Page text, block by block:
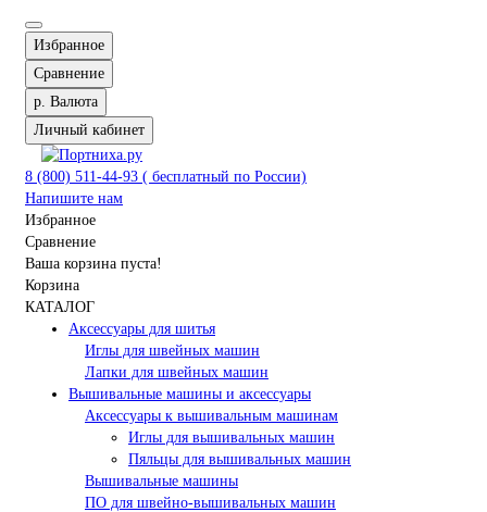
Избранное
Сравнение
р. Валюта
Личный кабинет
8 (800) 511-44-93 ( бесплатный по России)
Напишите нам
Избранное
Сравнение
Ваша корзина пуста!
Корзина
КАТАЛОГ
Аксессуары для шитья
Иглы для швейных машин
Лапки для швейных машин
Вышивальные машины и аксессуары
Аксессуары к вышивальным машинам
Иглы для вышивальных машин
Пяльцы для вышивальных машин
Вышивальные машины
ПО для швейно-вышивальных машин